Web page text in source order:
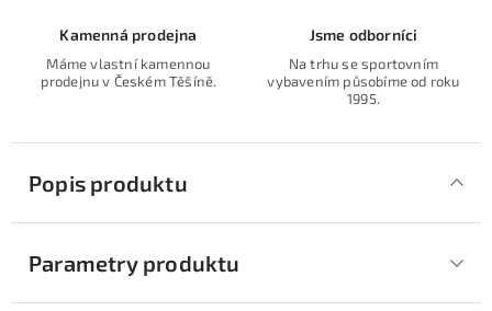
Kamenná prodejna
Máme vlastní kamennou
prodejnu v Českém Těšíně.
Jsme odborníci
Na trhu se sportovním
vybavením působíme od roku
1995.
Popis produktu
Parametry produktu